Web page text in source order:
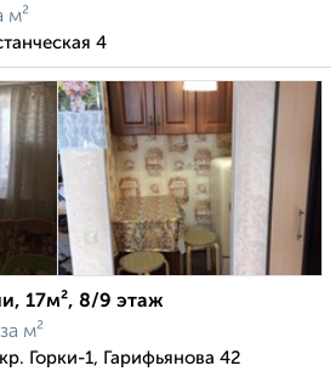
м²
4
17м², 8/9 этаж
за м²
Горки-1, Гарифьянова 42